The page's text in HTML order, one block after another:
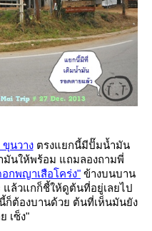
นวางตรงแยกนี้มีปั๊มน้ำมัน
นให้พร้อม แถมลองถามพี่
กพญาเสือโคร่ง" ข้างบนบาน
แล้วแกก็ชี้ให้ดูต้นที่อยู่เลยไป
ก็ต้องบานด้วย ต้นที่เห็นมันยัง
เซ็ง"